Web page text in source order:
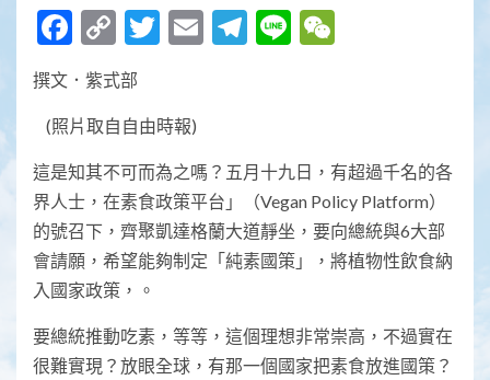
Facebook
Copy
Link
Twitter
EmailTelegram
Line
撰文．紫式部
(照片取自自由時報)
這是知其不可而為之嗎？五月十九日，有超過千名的各
界人士，在素食政策平台」（Vegan Policy Platform）
的號召下，齊聚凱達格蘭大道靜坐，要向總統與6大部
會請願，希望能夠制定「純素國策」，將植物性飲食納
入國家政策，。
要總統推動吃素，等等，這個理想非常崇高，不過實在
很難實現？放眼全球，有那一個國家把素食放進國策？